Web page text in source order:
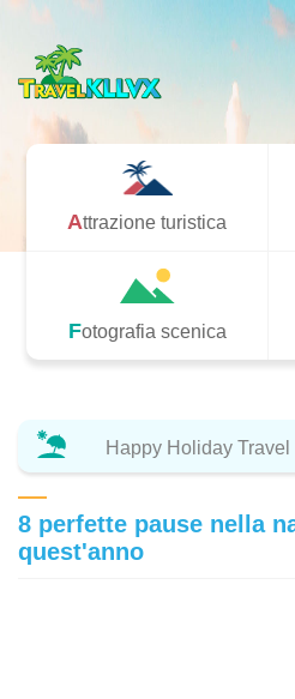
Attrazione turistica
Fotografia scenica
Happy Holiday Travel
8 perfette pause nella
quest'anno